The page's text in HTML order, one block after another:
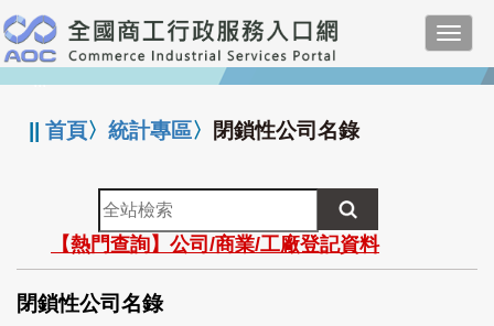
跳
到
主
要
:::
||首頁〉統計專區〉 閉鎖性公司名錄
全
站
檢
索
【熱門查詢】公司/商業/工廠登記資料
閉鎖性公司名錄